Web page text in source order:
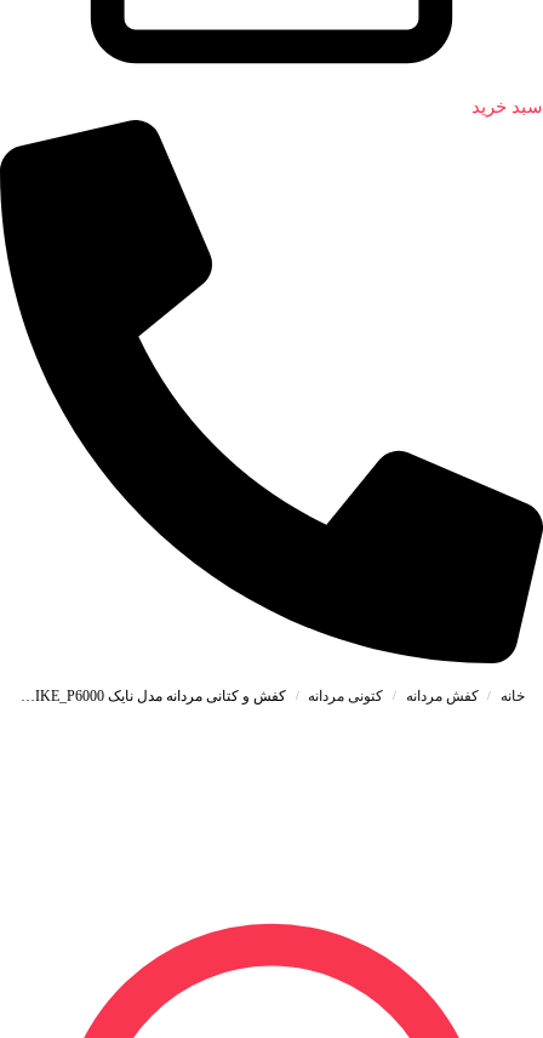
سبد خرید
خانه / کفش مردانه / کتونی مردانه / کفش و کتانی مردانه مدل نایک NIKE_P6000 رنگ مشکی سفید کد 41105